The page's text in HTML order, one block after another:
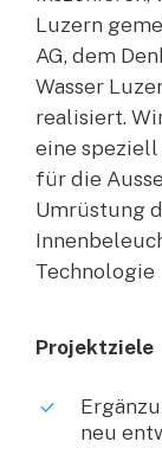
Luzern
AG, dem
Wasser
realisiert.
eine
für die
Umrüstung
Technologie
Projektziele
neu